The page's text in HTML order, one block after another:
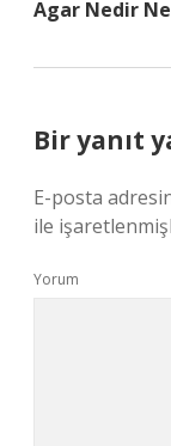
Agar Nedir
Bir yanıt
E-posta
ile
Yorum